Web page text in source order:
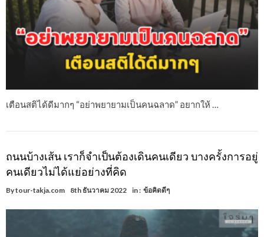
เตือนสติได้ดีมากๆ “อย่าพยายามเป็นคนฉลาด” อยากให้ …
ถนนบ้างเส้น เราก็จำเป็นต้องเดินคนเดียว บางครั้งการอยู่
คนเดียวไม่ได้แย่อย่างที่คิด
Bytour-takja.com 8th ธันวาคม 2022 in : ข้อคิดดีๆ